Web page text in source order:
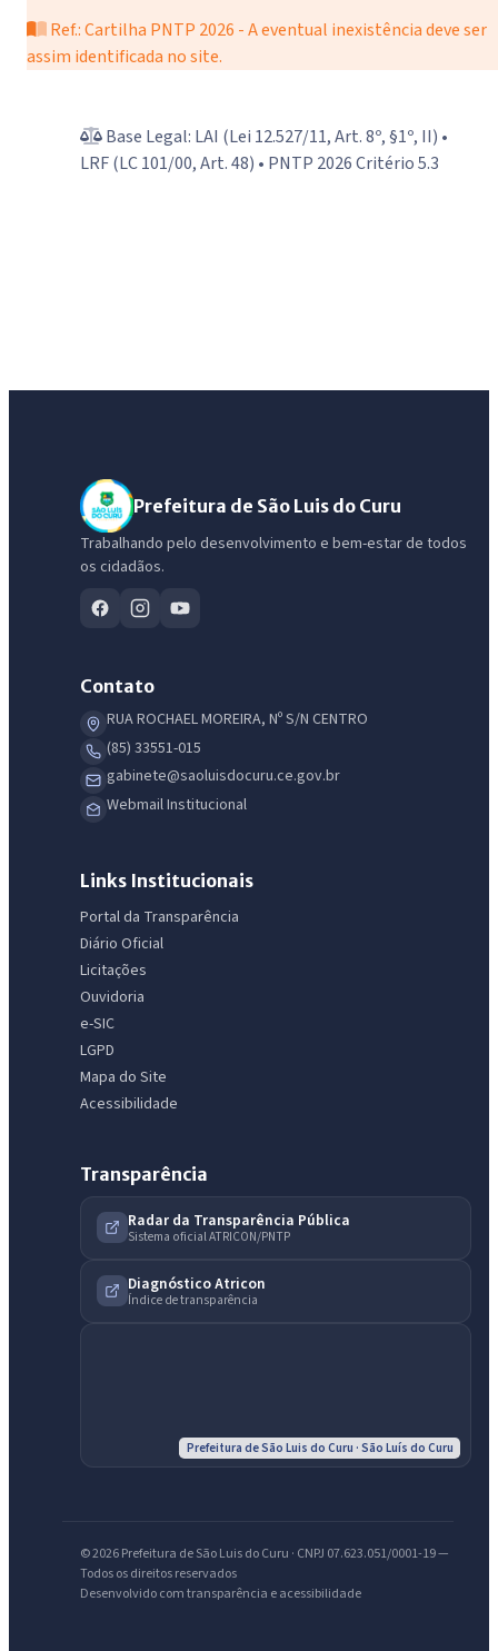
Ref.: Cartilha PNTP 2026 - A eventual inexistência deve ser
assim identificada no site.
Base Legal: LAI (Lei 12.527/11, Art. 8º, §1º, II) •
LRF (LC 101/00, Art. 48) • PNTP 2026 Critério 5.3
Prefeitura de São Luis do Curu
Trabalhando pelo desenvolvimento e bem-estar de todos
os cidadãos.
Contato
RUA ROCHAEL MOREIRA, Nº S/N CENTRO
(85) 33551-015
gabinete@saoluisdocuru.ce.gov.br
Webmail Institucional
Links Institucionais
Portal da Transparência
Diário Oficial
Licitações
Ouvidoria
e-SIC
LGPD
Mapa do Site
Acessibilidade
Transparência
Radar da Transparência Pública
Sistema oficial ATRICON/PNTP
Diagnóstico Atricon
Índice de transparência
Prefeitura de São Luis do Curu · São Luís do Curu
© 2026 Prefeitura de São Luis do Curu · CNPJ 07.623.051/0001-19 —
Todos os direitos reservados
Desenvolvido com transparência e acessibilidade
IntGest AI
Assistente do Portal
Olá. Pergunte sobre serviços, notícias, legislação, Diário Oficial,